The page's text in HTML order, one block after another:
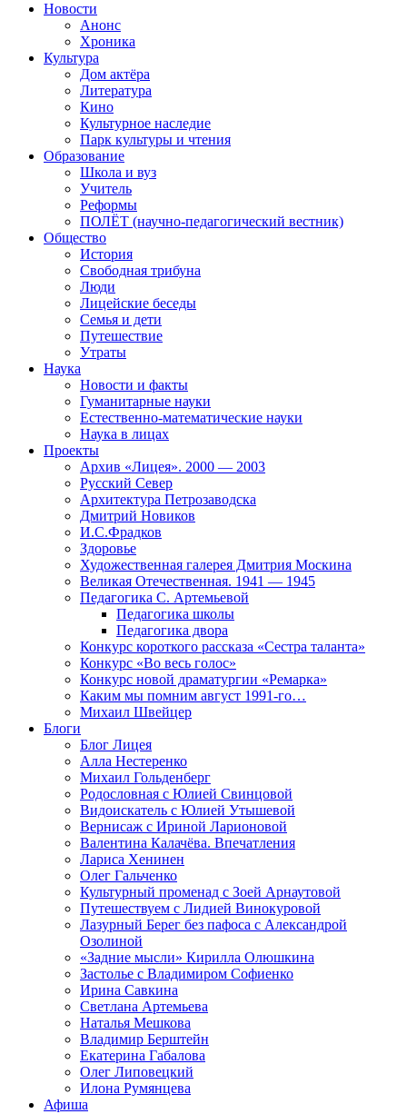
Новости
Анонс
Хроника
Культура
Дом актёра
Литература
Кино
Культурное наследие
Парк культуры и чтения
Образование
Школа и вуз
Учитель
Реформы
ПОЛЁТ (научно-педагогический вестник)
Общество
История
Свободная трибуна
Люди
Лицейские беседы
Семья и дети
Путешествие
Утраты
Наука
Новости и факты
Гуманитарные науки
Естественно-математические науки
Наука в лицах
Проекты
Архив «Лицея». 2000 — 2003
Русский Север
Архитектура Петрозаводска
Дмитрий Новиков
И.С.Фрадков
Здоровье
Художественная галерея Дмитрия Москина
Великая Отечественная. 1941 — 1945
Педагогика С. Артемьевой
Педагогика школы
Педагогика двора
Конкурс короткого рассказа «Сестра таланта»
Конкурс «Во весь голос»
Конкурс новой драматургии «Ремарка»
Каким мы помним август 1991-го…
Михаил Швейцер
Блоги
Блог Лицея
Алла Нестеренко
Михаил Гольденберг
Родословная с Юлией Свинцовой
Видоискатель с Юлией Утышевой
Вернисаж с Ириной Ларионовой
Валентина Калачёва. Впечатления
Лариса Хенинен
Олег Гальченко
Культурный променад с Зоей Арнаутовой
Путешествуем с Лидией Винокуровой
Лазурный Берег без пафоса с Александрой
Озолиной
«Задние мысли» Кирилла Олюшкина
Застолье с Владимиром Софиенко
Ирина Савкина
Светлана Артемьева
Наталья Мешкова
Владимир Берштейн
Екатерина Габалова
Олег Липовецкий
Илона Румянцева
Афиша